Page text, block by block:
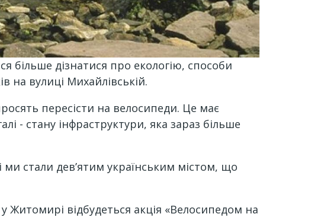
більше дізнатися про екологію, способи
на вулиці Михайлівській.
пересісти на велосипеди. Це має
- стану інфраструктури, яка зараз більше
стали дев’ятим українським містом, що
Житомирі відбудеться акція «Велосипедом на